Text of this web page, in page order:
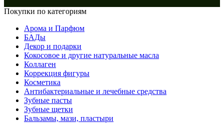
Покупки по категориям
Арома и Парфюм
БАДы
Декор и подарки
Кокосовое и другие натуральные масла
Коллаген
Коррекция фигуры
Косметика
Антибактериальные и лечебные средства
Зубные пасты
Зубные щетки
Бальзамы, мази, пластыри